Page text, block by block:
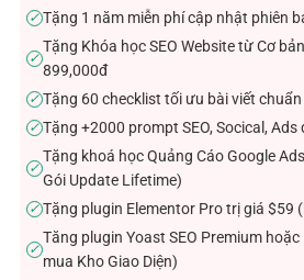
✓Tặng 1 năm miễn phí cập nhật phiên
✓
Tặng Khóa học SEO Website từ Cơ
899,000đ
✓Tặng 60 checklist tối ưu bài viết
✓Tặng +2000 prompt SEO, Socical,
✓
Tặng khoá học Quảng Cáo Google
Gói Update Lifetime)
✓Tặng plugin Elementor Pro trị giá $59
✓
Tăng plugin Yoast SEO Premium
mua Kho Giao Diện)